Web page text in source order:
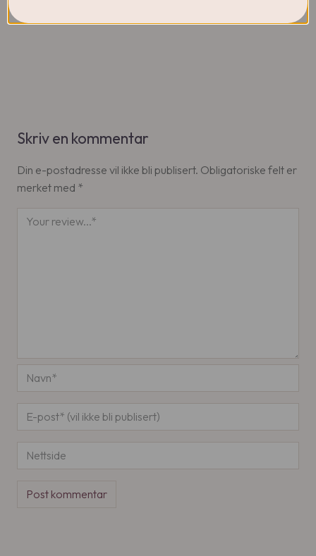
Skriv en kommentar
Din e-postadresse vil ikke bli publisert. Obligatoriske felt er
merket med *